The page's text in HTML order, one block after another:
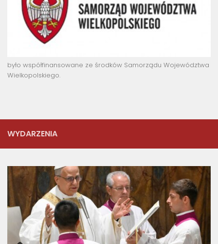
było współfinansowane ze środków Samorządu Województwa
Wielkopolskiego.
WYDARZENIA